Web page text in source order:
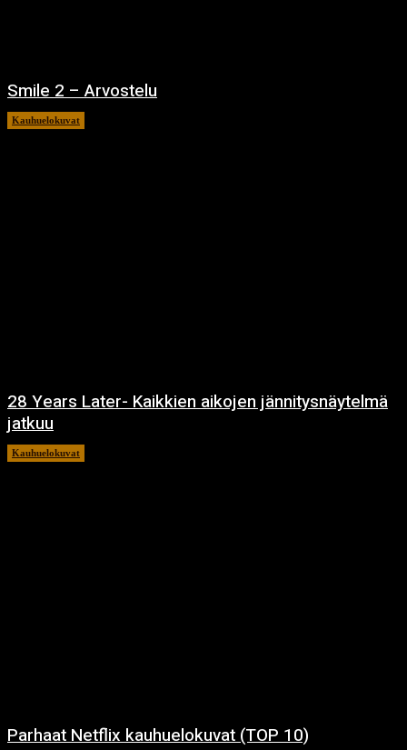
Smile 2 – Arvostelu
Kauhuelokuvat
28 Years Later- Kaikkien aikojen jännitysnäytelmä
jatkuu
Kauhuelokuvat
Parhaat Netflix kauhuelokuvat (TOP 10)